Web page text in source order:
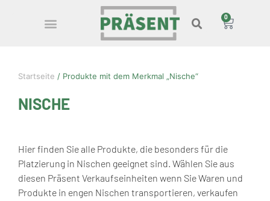
0
Startseite / Produkte mit dem Merkmal „Nische“
NISCHE
Hier finden Sie alle Produkte, die besonders für die
Platzierung in Nischen geeignet sind. Wählen Sie aus
diesen Präsent Verkaufseinheiten wenn Sie Waren und
Produkte in engen Nischen transportieren, verkaufen